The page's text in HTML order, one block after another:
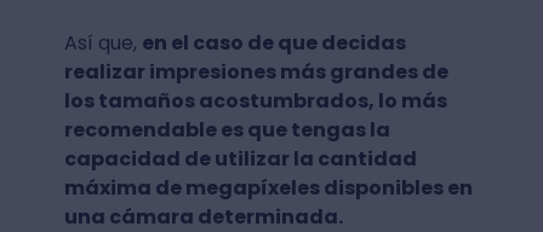
Así que, en el caso de que decidas
realizar impresiones más grandes de
los tamaños acostumbrados, lo más
recomendable es que tengas la
capacidad de utilizar la cantidad
máxima de megapíxeles disponibles en
una cámara determinada.